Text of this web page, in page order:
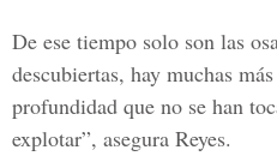
De ese tiempo solo son las
descubiertas, hay muchas
profundidad que no se han
explotar”, asegura Reyes.